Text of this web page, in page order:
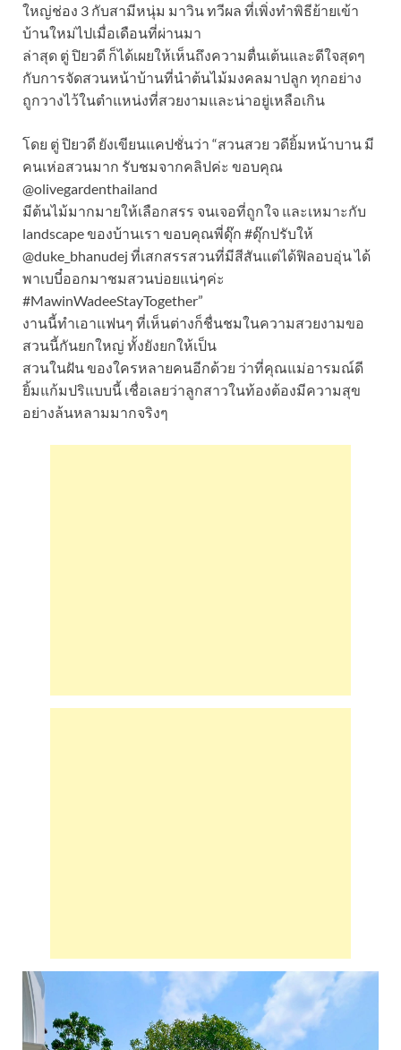
ใหญ่ช่อง 3 กับสามีหนุ่ม มาวิน ทวีผล ที่เพิ่งทำพิธีย้ายเข้า
บ้านใหม่ไปเมื่อเดือนที่ผ่านมา
ล่าสุด ตู่ ปิยวดี ก็ได้เผยให้เห็นถึงความตื่นเต้นและดีใจสุดๆ
กับการจัดสวนหน้าบ้านที่นำต้นไม้มงคลมาปลูก ทุกอย่าง
ถูกวางไว้ในตำแหน่งที่สวยงามและน่าอยู่เหลือเกิน
โดย ตู่ ปิยวดี ยังเขียนแคปชั่นว่า “สวนสวย วดียิ้มหน้าบาน มี
คนเห่อสวนมาก รับชมจากคลิปค่ะ ขอบคุณ
@olivegardenthailand
มีต้นไม้มากมายให้เลือกสรร จนเจอที่ถูกใจ และเหมาะกับ
landscape ของบ้านเรา ขอบคุณพี่ดุ๊ก #ดุ๊กปรับให้
@duke_bhanudej ที่เสกสรรสวนที่มีสีสันแต่ได้ฟิลอบอุ่น ได้
พาเบบี๋ออกมาชมสวนบ่อยแน่ๆค่ะ
#MawinWadeeStayTogether”
งานนี้ทำเอาแฟนๆ ที่เห็นต่างก็ชื่นชมในความสวยงามขอ
สวนนี้กันยกใหญ่ ทั้งยังยกให้เป็น
สวนในฝัน ของใครหลายคนอีกด้วย ว่าที่คุณแม่อารมณ์ดี
ยิ้มแก้มปริแบบนี้ เชื่อเลยว่าลูกสาวในท้องต้องมีความสุข
อย่างล้นหลามมากจริงๆ